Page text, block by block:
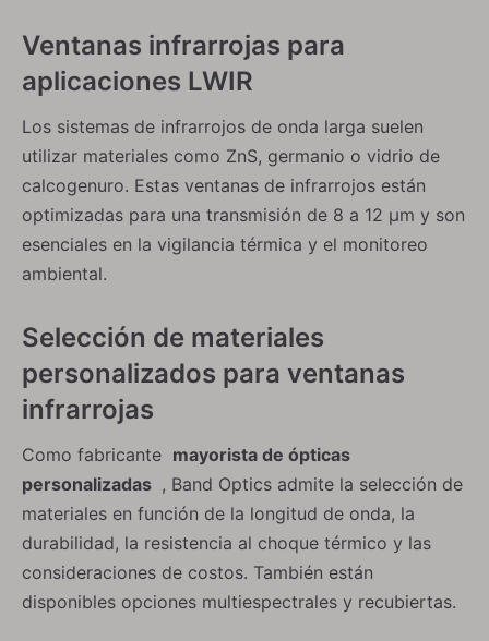
Ventanas infrarrojas para
aplicaciones LWIR
Los sistemas de infrarrojos de onda larga suelen
utilizar materiales como ZnS, germanio o vidrio de
calcogenuro. Estas ventanas de infrarrojos están
optimizadas para una transmisión de 8 a 12 µm y son
esenciales en la vigilancia térmica y el monitoreo
ambiental.
Selección de materiales
personalizados para ventanas
infrarrojas
Como fabricante mayorista de ópticas
personalizadas , Band Optics admite la selección de
materiales en función de la longitud de onda, la
durabilidad, la resistencia al choque térmico y las
consideraciones de costos. También están
disponibles opciones multiespectrales y recubiertas.